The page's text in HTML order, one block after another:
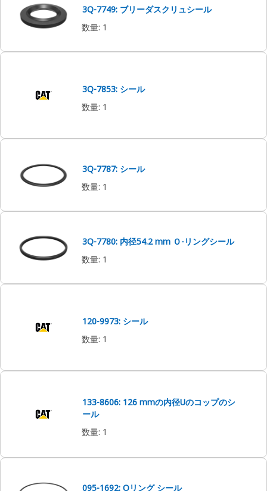
3Q-7749: ブリーダスクリュシール
数量: 1
3Q-7853: シール
数量: 1
3Q-7787: シール
数量: 1
3Q-7780: 内径54.2 mm Ｏ-リングシール
数量: 1
120-9973: シール
数量: 1
133-8606: 126 mmの内径Uのコップのシ
ール
数量: 1
095-1692: Oリング シール